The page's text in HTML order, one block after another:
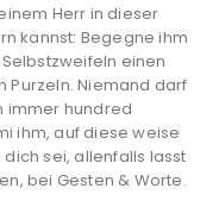
Herr in dieser
kannst: Begegne ihm
einen
Purzeln. Niemand darf
immer hundred
ihm, auf diese weise
sei, allenfalls lasst
bei Gesten & Worte.